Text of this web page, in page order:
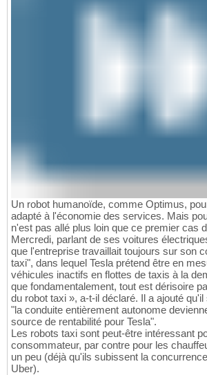
Un robot humanoïde, comme Optimus,
adapté à l'économie des services. Mais
n'est pas allé plus loin que ce premier cas
Mercredi, parlant de ses voitures
que l'entreprise travaillait toujours sur son
taxi", dans lequel Tesla prétend être en
véhicules inactifs en flottes de taxis à la
que fondamentalement, tout est dérisoire
du robot taxi », a-t-il déclaré. Il a ajouté
"la conduite entièrement autonome
source de rentabilité pour Tesla".
Les robots taxi sont peut-être intéressant
consommateur, par contre pour les
un peu (déjà qu'ils subissent la
Uber).